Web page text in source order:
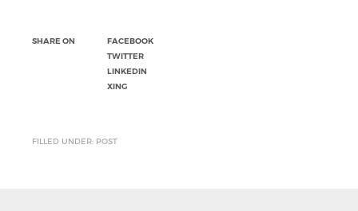
SHARE ON
FACEBOOK
TWITTER
LINKEDIN
XING
FILLED UNDER: POST